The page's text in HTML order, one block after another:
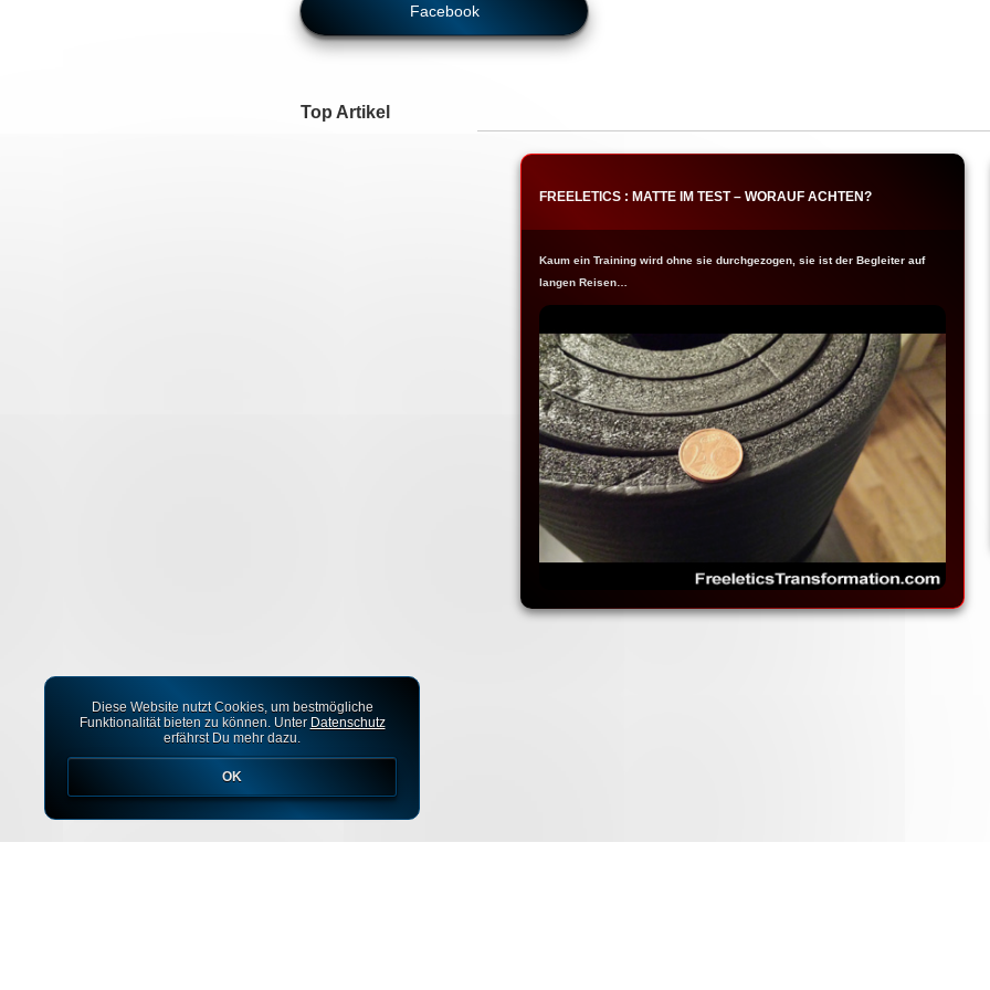
Facebook
Top Artikel
FREELETICS : MATTE IM TEST – WORAUF ACHTEN?
Kaum ein Training wird ohne sie durchgezogen, sie ist der Begleiter auf
langen Reisen…
Diese Website nutzt Cookies, um bestmögliche
Funktionalität bieten zu können. Unter Datenschutz
erfährst Du mehr dazu.
OK